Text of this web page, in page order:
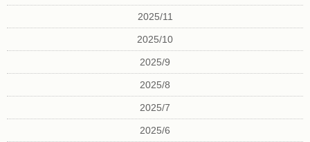
2025/11
2025/10
2025/9
2025/8
2025/7
2025/6